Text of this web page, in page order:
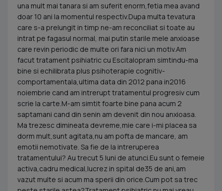
una mult mai tanara si am suferit enorm,fetia mea avand
doar 10 ani la momentul respectiv.Dupa multa tevatura
care s-a prelungit in timp ne-am reconciliat si toate au
intrat pe fagasul normal, mai putin starile mele anxioase
care revin periodic de multe ori fara nici un motiv.Am
facut tratament psihiatric cu Escitalopram simtindu-ma
bine si echilibrata plus psihoterapie cognitiv-
comportamentala,ultima data din 2012 pana in2016
noiembrie cand am intrerupt tratamentul progresiv cum
scrie la carte.M-am simtit foarte bine pana acum 2
saptamani cand din senin am devenit din nou anxioasa.
Ma trezesc dimineata devreme,mie care i-mi placea sa
dorm mult,sunt agitata,nu am pofta de mancare, am
emotii nemotivate. Sa fie de la intreruperea
tratamentului? Au trecut 5 luni de atunci.Eu sunt o femeie
activa,cadru medical,lucrez in spital de35 de ani,am
vazut multe si acum ma sperii din orice.Cum pot sa trec